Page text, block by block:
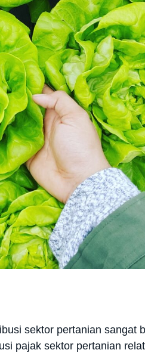
sektor pertanian sangat
pajak sektor pertanian